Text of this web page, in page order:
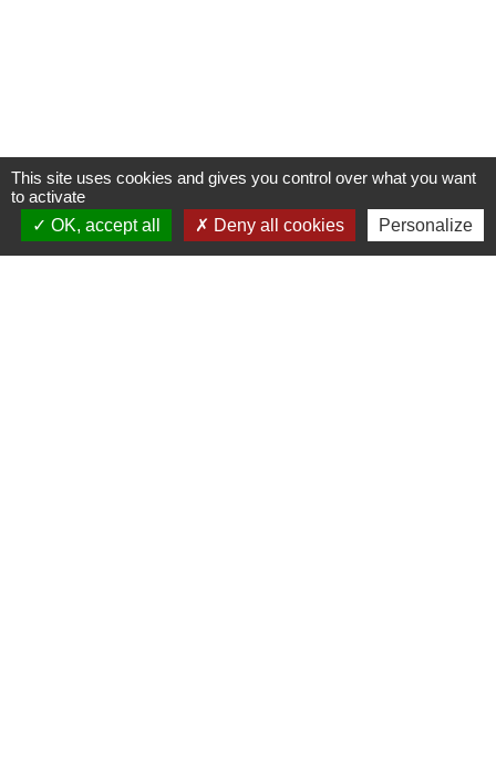
This site uses cookies and gives you control over what you want
to activate
OK, accept all
Deny all cookies Personalize